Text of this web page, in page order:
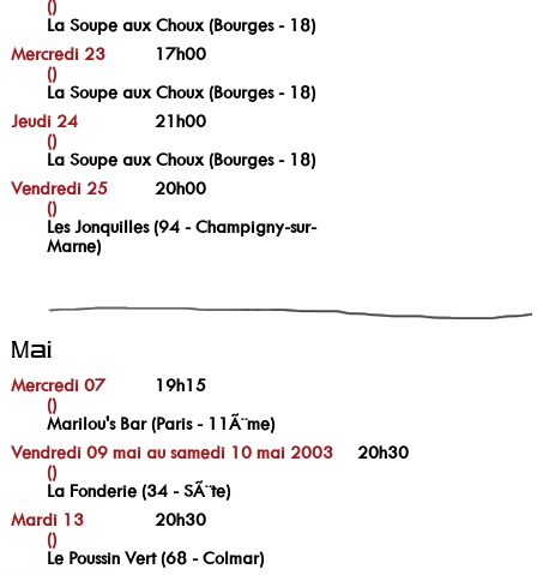
()
La Soupe aux Choux (Bourges - 18)
Mercredi 23
17h00
()
La Soupe aux Choux (Bourges - 18)
Jeudi 24
21h00
()
La Soupe aux Choux (Bourges - 18)
Vendredi 25
20h00
()
Les Jonquilles (94 - Champigny-sur-
Marne)
Mai
Mercredi 07
19h15
()
Marilou's Bar (Paris - 11Ã¨me)
Vendredi 09 mai au samedi 10 mai 2003
20h30
()
La Fonderie (34 - SÃ¨te)
Mardi 13
20h30
()
Le Poussin Vert (68 - Colmar)